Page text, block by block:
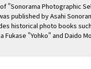
"Sonorama Photographic
published by Asahi
historical photo books
Fukase "Yohko" and Daido